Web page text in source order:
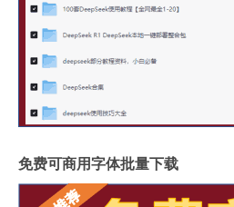
免费可商用字体批量下载